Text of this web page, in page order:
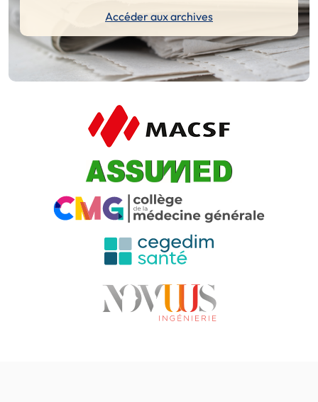
Accéder aux archives